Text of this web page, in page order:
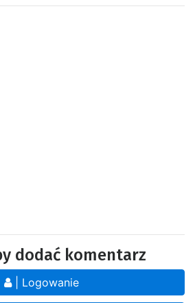
dodać komentarz
| Logowanie